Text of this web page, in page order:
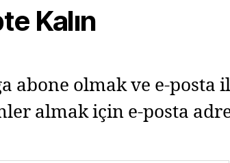
Kalın
abone olmak ve e-posta
almak için e-posta